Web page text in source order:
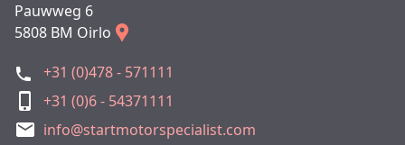
Pauwweg 6
5808 BM Oirlo
+31 (0)478 - 571111
+31 (0)6 - 54371111
info@startmotorspecialist.com